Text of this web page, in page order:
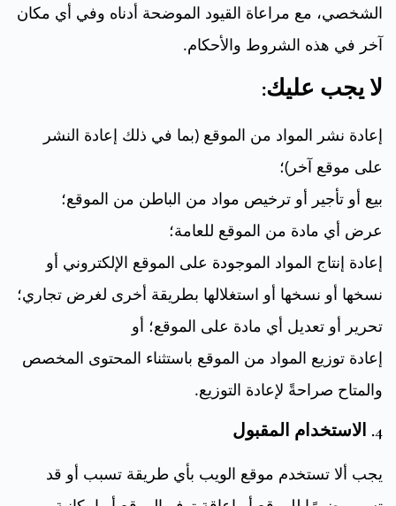
الشخصي، مع مراعاة القيود الموضحة أدناه وفي أي مكان
آخر في هذه الشروط والأحكام.
لا يجب عليك:
إعادة نشر المواد من الموقع (بما في ذلك إعادة النشر
على موقع آخر)؛
بيع أو تأجير أو ترخيص مواد من الباطن من الموقع؛
عرض أي مادة من الموقع للعامة؛
إعادة إنتاج المواد الموجودة على الموقع الإلكتروني أو
نسخها أو نسخها أو استغلالها بطريقة أخرى لغرض تجاري؛
تحرير أو تعديل أي مادة على الموقع؛ أو
إعادة توزيع المواد من الموقع باستثناء المحتوى المخصص
والمتاح صراحةً لإعادة التوزيع.
4. الاستخدام المقبول
يجب ألا تستخدم موقع الويب بأي طريقة تسبب أو قد